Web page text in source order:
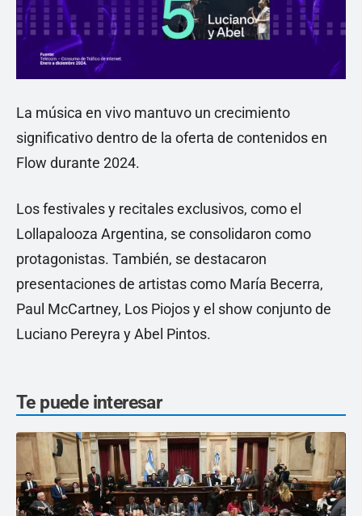
La música en vivo mantuvo un crecimiento
significativo dentro de la oferta de contenidos en
Flow durante 2024.
Los festivales y recitales exclusivos, como el
Lollapalooza Argentina, se consolidaron como
protagonistas. También, se destacaron
presentaciones de artistas como María Becerra,
Paul McCartney, Los Piojos y el show conjunto de
Luciano Pereyra y Abel Pintos.
Te puede interesar